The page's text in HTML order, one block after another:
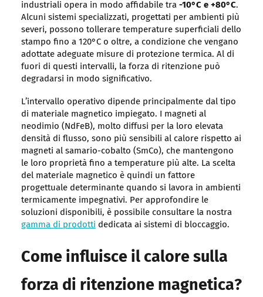
industriali opera in modo affidabile tra -10°C e +80°C.
Alcuni sistemi specializzati, progettati per ambienti più
severi, possono tollerare temperature superficiali dello
stampo fino a 120°C o oltre, a condizione che vengano
adottate adeguate misure di protezione termica. Al di
fuori di questi intervalli, la forza di ritenzione può
degradarsi in modo significativo.
L’intervallo operativo dipende principalmente dal tipo
di materiale magnetico impiegato. I magneti al
neodimio (NdFeB), molto diffusi per la loro elevata
densità di flusso, sono più sensibili al calore rispetto ai
magneti al samario-cobalto (SmCo), che mantengono
le loro proprietà fino a temperature più alte. La scelta
del materiale magnetico è quindi un fattore
progettuale determinante quando si lavora in ambienti
termicamente impegnativi. Per approfondire le
soluzioni disponibili, è possibile consultare la nostra
gamma di prodotti dedicata ai sistemi di bloccaggio.
Come influisce il calore sulla
forza di ritenzione magnetica?